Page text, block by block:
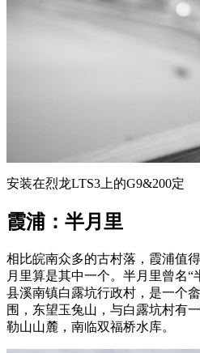
安装在烈龙LTS3上的G9&200定
霞浦：半月里
相比皖南众多的古村落，霞浦值
月里算是其中一个。半月里曾名
县溪南镇白露坑行政村，是一个
围，东望玉兔山，与白露坑村有
勒山山麓，南临双福桥水库。